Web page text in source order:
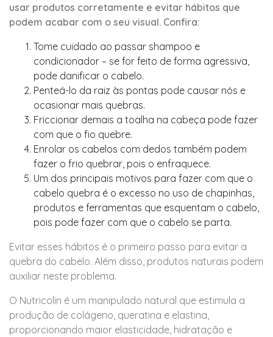
usar produtos corretamente e evitar hábitos que
podem acabar com o seu visual. Confira:
Tome cuidado ao passar shampoo e
condicionador – se for feito de forma agressiva,
pode danificar o cabelo.
Penteá-lo da raiz às pontas pode causar nós e
ocasionar mais quebras.
Friccionar demais a toalha na cabeça pode fazer
com que o fio quebre.
Enrolar os cabelos com dedos também podem
fazer o frio quebrar, pois o enfraquece.
Um dos principais motivos para fazer com que o
cabelo quebra é o excesso no uso de chapinhas,
produtos e ferramentas que esquentam o cabelo,
pois pode fazer com que o cabelo se parta.
Evitar esses hábitos é o primeiro passo para evitar a
quebra do cabelo. Além disso, produtos naturais podem
auxiliar neste problema.
O Nutricolin é um manipulado natural que estimula a
produção de colágeno, queratina e elastina,
proporcionando maior elasticidade, hidratação e